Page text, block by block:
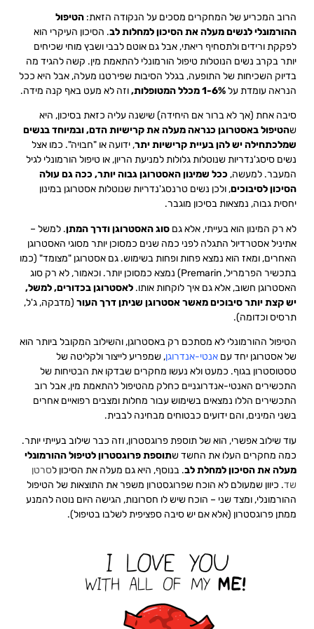
הרוב המכריע של המחקרים מסכים על הנקודה הזאת: הטיפול
ההורמונלי לנשים מעלה את הסיכון למחלות לב. הסיכון העיקרי הוא
לפקקת ורידים ולתסחיף ריאתי, אבל גם אוטם לבבי ושבץ מוחי שכיחים
יותר בקרב נשים הנוטלות טיפול הורמונלי להתאמת מין. קשה להגיד מה
בדיוק השכיחות של התופעה, בגלל הסיבות שפירטנו מעלה, אבל היא ככל
הנראה עומדת על1-6% מכלל המטופלות, וזה לא מעט באף קנה מידה.
סיבה אחת (אך לא ברור אם היחידה) שישנה עליה כזאת בסיכון, היא
שהטיפול באסטרוגן כנראה מעלה את קרישיות הדם, ובמיוחד בנשים
שמלכתחילה יש להן בעיית קרישיות יתר, ידועה או "חבויה". כמו אצל
נשים סיסג'נדריות שנוטלות גלולות למניעת הריון, או טיפול הורמונלי לגיל
המעבר. למעשה, ככל שמינון האסטרוגן גבוה יותר, ככה גם עולה
הסיכון לסיבוכים, ולכן נשים טרנסג'נדריות שנוטלות אסטרוגן במינון
יחסית גבוה, נמצאות בסיכון מוגבר.
לא רק המינון הוא בעייתי, אלא גם סוג האסטרוגן ודרך המתן. למשל –
אתיניל אסטרדיול התגלה לפני כמה שנים כמסוכן יותר מסוגי האסטרוגן
האחרים, ומאז הוא נמצא פחות ופחות בשימוש. גם אסטרוגן "מצומד" (כמו
בתכשיר הפרמריל, Premarin) נמצא כמסוכן יותר. וכאמור, לא רק סוג
האסטרוגן חשוב, אלא גם איך לוקחות אותו. לאסטרוגן בכדורים, למשל,
יש קצת יותר סיבוכים מאשר אסטרוגן שניתן דרך העור (מדבקה, ג'ל,
תרסיס וכדומה).
הטיפול ההורמונלי לא מסתכם רק באסטרוגן, והשילוב המקובל ביותר הוא
של אסטרוגן יחד עם אנטי-אנדרוגן, שמפריע לייצור ולקליטה של
טסטוסטרון בגוף. כמעט ולא נעשו מחקרים שבדקו את הבטיחות של
התכשירים האנטי-אנדרוגניים כחלק מהטיפול להתאמת מין, אבל רוב
התכשירים הללו נמצאים בשימוש עבור מחלות ומצבים רפואיים אחרים
בשני המינים, והם ידועים כבטוחים מבחינה לבבית.
עוד שילוב אפשרי, הוא של תוספת פרוגסטרון, וזה כבר שילוב בעייתי יותר.
כמה מחקרים העלו את החשד שתוספת פרוגסטרון לטיפול ההורמונלי
מעלה את הסיכון למחלת לב. בנוסף, היא גם מעלה את הסיכון לסרטן
שד. כיוון שמעולם לא הוכח שפרוגסטרון משפר את התוצאות של הטיפול
ההורמונלי, ומצד שני – הוכח שיש לו חסרונות, הגישה היום נוטה להמנע
ממתן פרוגסטרון (אלא אם יש סיבה ספציפית לשלבו בטיפול).